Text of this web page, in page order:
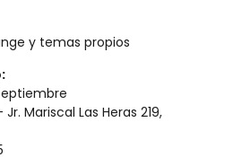
y temas propios
Mariscal Las Heras 219,